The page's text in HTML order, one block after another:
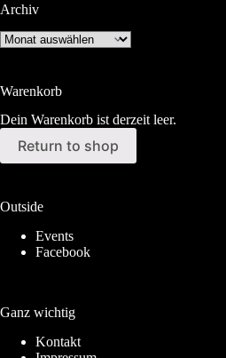
Archiv
Archiv
Warenkorb
Dein Warenkorb ist derzeit leer.
Return to shop
Outside
Events
Facebook
Ganz wichtig
Kontakt